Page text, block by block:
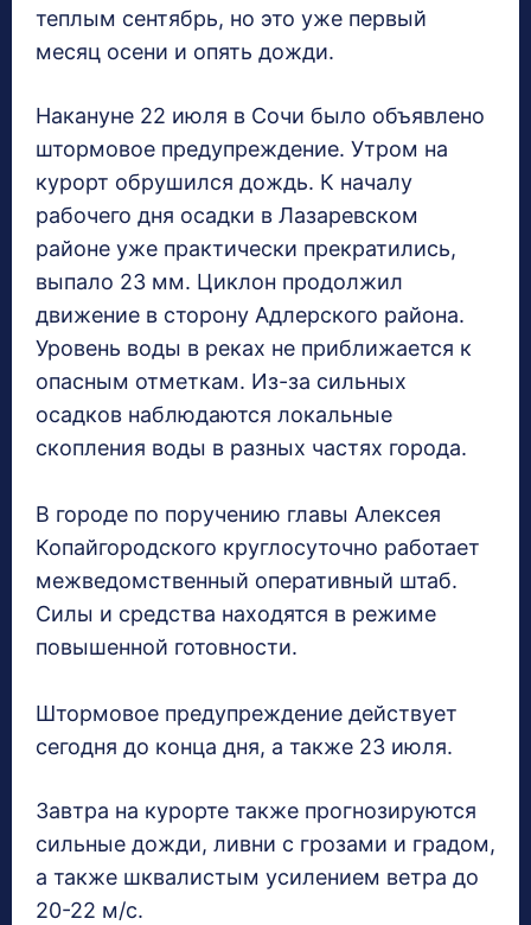
теплым сентябрь, но это уже первый
месяц осени и опять дожди.
Накануне 22 июля в Сочи было объявлено
штормовое предупреждение. Утром на
курорт обрушился дождь. К началу
рабочего дня осадки в Лазаревском
районе уже практически прекратились,
выпало 23 мм. Циклон продолжил
движение в сторону Адлерского района.
Уровень воды в реках не приближается к
опасным отметкам. Из-за сильных
осадков наблюдаются локальные
скопления воды в разных частях города.
В городе по поручению главы Алексея
Копайгородского круглосуточно работает
межведомственный оперативный штаб.
Силы и средства находятся в режиме
повышенной готовности.
Штормовое предупреждение действует
сегодня до конца дня, а также 23 июля.
Завтра на курорте также прогнозируются
сильные дожди, ливни с грозами и градом,
а также шквалистым усилением ветра до
20-22 м/с.